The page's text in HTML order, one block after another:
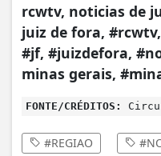
rcwtv, noticias de
juiz de fora,
#jf, #juizdefora,
minas gerais,
FONTE/CRÉDITOS:
#REGIAO